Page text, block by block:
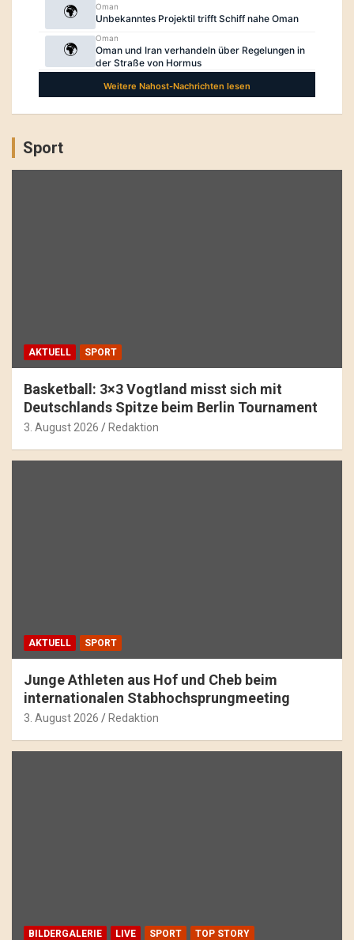
Sport
AKTUELL SPORT
Basketball: 3×3 Vogtland misst sich mit
Deutschlands Spitze beim Berlin Tournament
3. August 2026 Redaktion
AKTUELL SPORT
Junge Athleten aus Hof und Cheb beim
internationalen Stabhochsprungmeeting
3. August 2026 Redaktion
BILDERGALERIE LIVE SPORT TOP STORY